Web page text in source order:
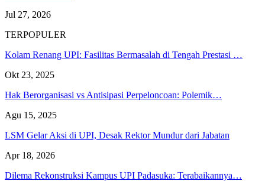
Jul 27, 2026
TERPOPULER
Kolam Renang UPI: Fasilitas Bermasalah di Tengah Prestasi …
Okt 23, 2025
Hak Berorganisasi vs Antisipasi Perpeloncoan: Polemik…
Agu 15, 2025
LSM Gelar Aksi di UPI, Desak Rektor Mundur dari Jabatan
Apr 18, 2026
Dilema Rekonstruksi Kampus UPI Padasuka: Terabaikannya…